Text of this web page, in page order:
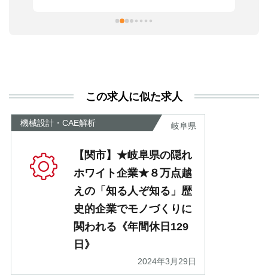
が
この求人に似た求人
機械設計・CAE解析 岐阜県
【関市】★岐阜県の隠れ
ホワイト企業★８万点越
えの「知る人ぞ知る」歴
史的企業でモノづくりに
関われる《年間休日129
日》
2024年3月29日